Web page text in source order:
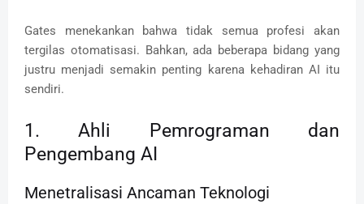
Gates menekankan bahwa tidak semua profesi akan
tergilas otomatisasi. Bahkan, ada beberapa bidang yang
justru menjadi semakin penting karena kehadiran AI itu
sendiri.
1. Ahli Pemrograman dan
Pengembang AI
Menetralisasi Ancaman Teknologi